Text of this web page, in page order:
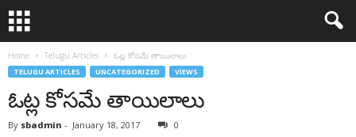
Home Telugu Articles ఓట్ల కోసమే తాయిలాలు
TELUGU ARTICLES UNCATEGORIZED VIEWS
ఓట్ల కోసమే తాయిలాలు
By sbadmin - January 18, 2017 0